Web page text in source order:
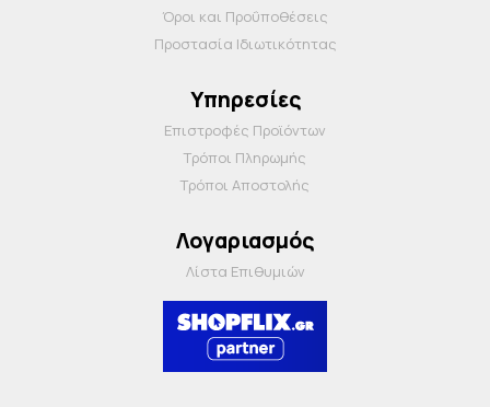
Όροι και Προΰποθέσεις
Προστασία Ιδιωτικότητας
Υπηρεσίες
Επιστροφές Προϊόντων
Τρόποι Πληρωμής
Τρόποι Αποστολής
Λογαριασμός
Λίστα Επιθυμιών